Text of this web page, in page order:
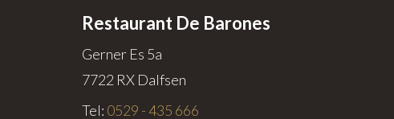
Restaurant De Barones
Gerner Es 5a
7722 RX Dalfsen
Tel: 0529 - 435 666